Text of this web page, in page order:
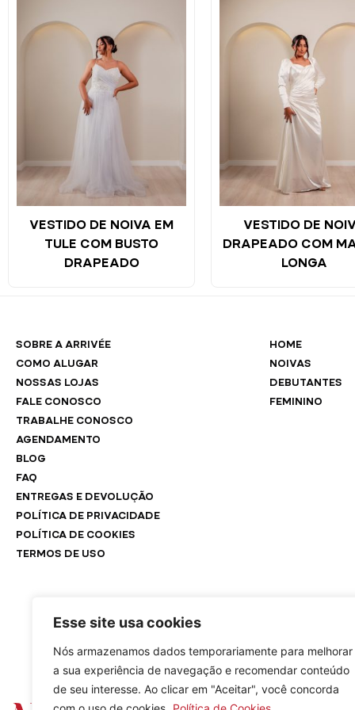
Esse site usa cookies
Nós armazenamos dados temporariamente para melhorar
a sua experiência de navegação e recomendar conteúdo
de seu interesse. Ao clicar em "Aceitar", você concorda
VESTIDO DE NOIVA EM
TULE COM BUSTO
DRAPEADO
VESTIDO DE
DRAPEADO COM
LONGA
SOBRE A ARRIVÉE
COMO ALUGAR
NOSSAS LOJAS
FALE CONOSCO
TRABALHE CONOSCO
AGENDAMENTO
BLOG
FAQ
ENTREGAS E DEVOLUÇÃO
POLÍTICA DE PRIVACIDADE
POLÍTICA DE COOKIES
TERMOS DE USO
HOME
NOIVAS
DEBUTANTES
FEMININO